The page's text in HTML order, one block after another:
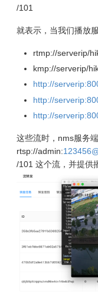
/101
就表示，当我们播放
rtmp://serverip/
kmp://serverip/
http://
http://
http://
这些流时，nms服务
rtsp://admin:
/101 这个流，并提供